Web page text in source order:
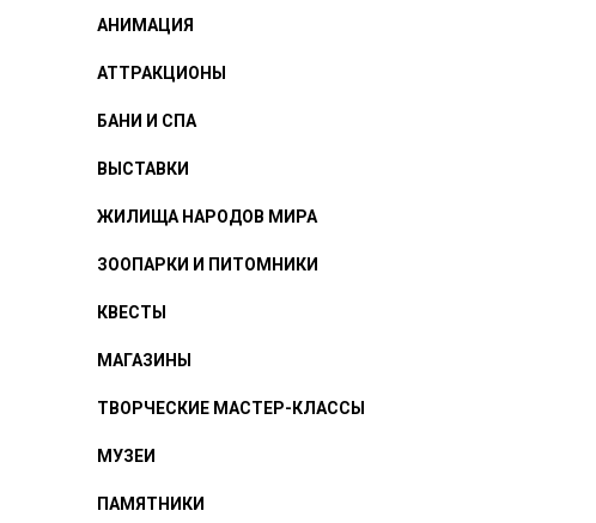
АНИМАЦИЯ
АТТРАКЦИОНЫ
БАНИ И СПА
ВЫСТАВКИ
ЖИЛИЩА НАРОДОВ МИРА
ЗООПАРКИ И ПИТОМНИКИ
КВЕСТЫ
МАГАЗИНЫ
ТВОРЧЕСКИЕ МАСТЕР-КЛАССЫ
МУЗЕИ
ПАМЯТНИКИ